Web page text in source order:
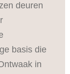
deuren
basis die
in